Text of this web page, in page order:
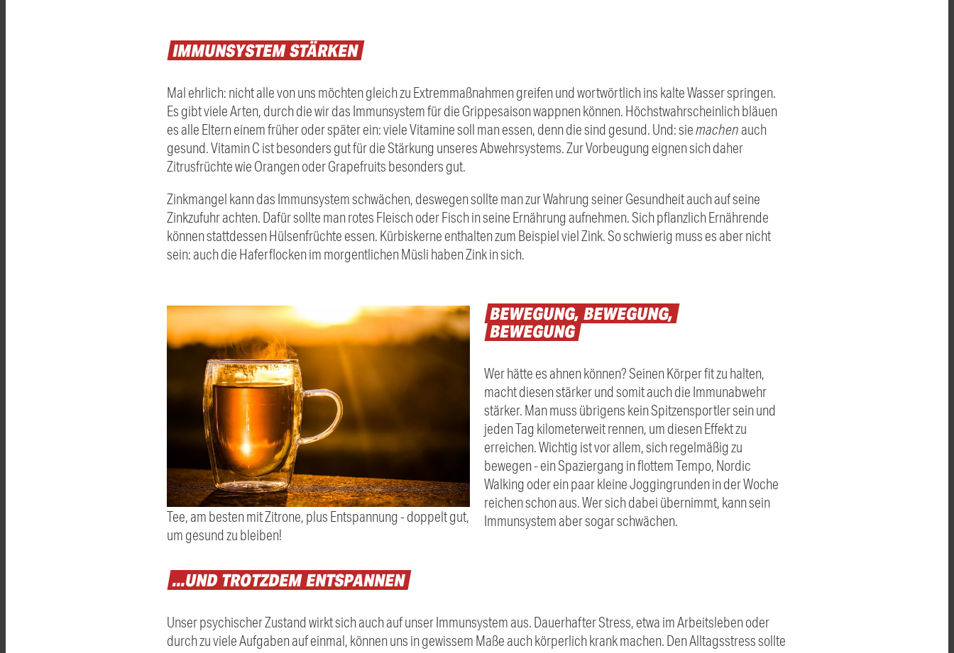
IMMUNSYSTEMSTÄRKEN
Mal ehrlich: nicht alle von uns möchten gleich zu Extremmaßnahmen greifen und wortwörtlich ins kalte Wasser springen.
Es gibt viele Arten, durch die wir das Immunsystem für die Grippesaison wappnen können. Höchstwahrscheinlich bläuen
es alle Eltern einem früher oder später ein: viele Vitamine soll man essen, denn die sind gesund. Und: siemachenauch
gesund. Vitamin C ist besonders gut für die Stärkung unseres Abwehrsystems. Zur Vorbeugung eignen sich daher
Zitrusfrüchte wie Orangen oder Grapefruits besonders gut.
Zinkmangel kann das Immunsystem schwächen, deswegen sollte man zur Wahrung seiner Gesundheit auch auf seine
Zinkzufuhr achten. Dafür sollte man rotes Fleisch oder Fisch in seine Ernährung aufnehmen. Sich pflanzlich Ernährende
können stattdessen Hülsenfrüchte essen. Kürbiskerne enthalten zum Beispiel viel Zink. So schwierig muss es aber nicht
sein: auch die Haferflocken im morgentlichen Müsli haben Zink in sich.
Tee, am besten mit Zitrone, plus Entspannung - doppelt gut,
um gesund zu bleiben!
BEWEGUNG, BEWEGUNG,
BEWEGUNG
Wer hätte es ahnen können? Seinen Körper fit zu halten,
macht diesen stärker und somit auch die Immunabwehr
stärker. Man muss übrigens kein Spitzensportler sein und
jeden Tag kilometerweit rennen, um diesen Effekt zu
erreichen. Wichtig ist vor allem, sich regelmäßig zu
bewegen - ein Spaziergang in flottem Tempo, Nordic
Walking oder ein paar kleine Joggingrunden in der Woche
reichen schon aus. Wer sich dabei übernimmt, kann sein
Immunsystem aber sogar schwächen.
...UNDTROTZDEMENTSPANNEN
Unser psychischer Zustand wirkt sich auch auf unser Immunsystem aus. Dauerhafter Stress, etwa im Arbeitsleben oder
durch zu viele Aufgaben auf einmal, können uns in gewissem Maße auch körperlich krank machen. Den Alltagsstress sollte